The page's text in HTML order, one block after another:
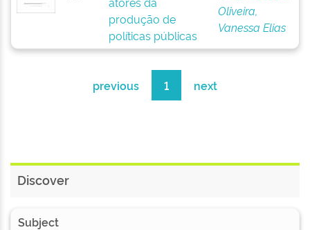
produção de
políticas públicas
Oliveira,
Vanessa Elias
previous 1 next
Discover
Subject